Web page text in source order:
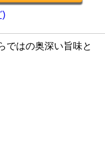
)
ではの奥深い旨味と